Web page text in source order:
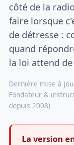
côté de la
faire lorsque
de détresse :
quand
la loi attend
Dernière mise à
Fondateur &
depuis 2008)
La version